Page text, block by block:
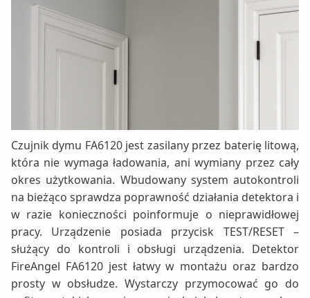
Czujnik dymu FA6120 jest zasilany przez baterię litową,
która nie wymaga ładowania, ani wymiany przez cały
okres użytkowania. Wbudowany system autokontroli
na bieżąco sprawdza poprawność działania detektora i
w razie konieczności poinformuje o nieprawidłowej
pracy. Urządzenie posiada przycisk TEST/RESET –
służący do kontroli i obsługi urządzenia. Detektor
FireAngel FA6120 jest łatwy w montażu oraz bardzo
prosty w obsłudze. Wystarczy przymocować go do